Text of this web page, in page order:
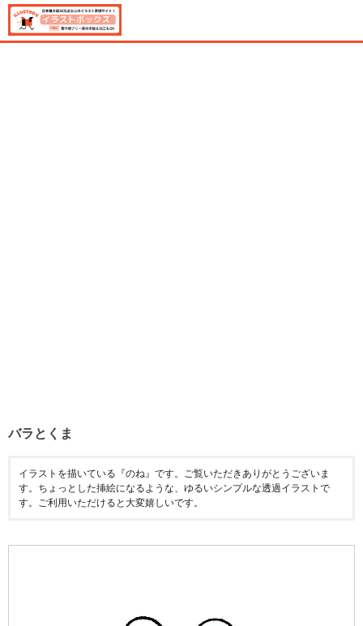
バラとくま
イラストを描いている『のね』です。ご覧いただきありがとうございま
す。ちょっとした挿絵になるような、ゆるいシンプルな透過イラストで
す。ご利用いただけると大変嬉しいです。